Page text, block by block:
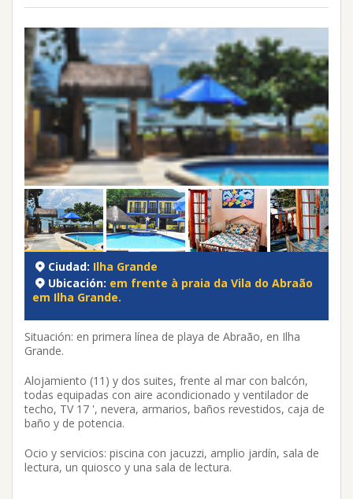
Ciudad: Ilha Grande
Ubicación: em frente à praia da Vila do Abraão
em Ilha Grande.
Situación: en primera línea de playa de Abraão, en Ilha
Grande.
Alojamiento (11) y dos suites, frente al mar con balcón,
todas equipadas con aire acondicionado y ventilador de
techo, TV 17 ', nevera, armarios, baños revestidos, caja de
baño y de potencia.
Ocio y servicios: piscina con jacuzzi, amplio jardín, sala de
lectura, un quiosco y una sala de lectura.